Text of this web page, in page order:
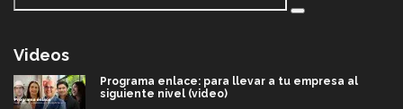
Videos
Programa enlace: para llevar a tu empresa al
siguiente nivel (video)